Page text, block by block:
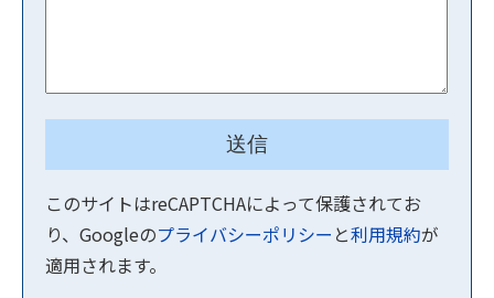
このサイトはreCAPTCHAによって保護されてお
り、Googleのプライバシーポリシー と利用規約が
適用されます。